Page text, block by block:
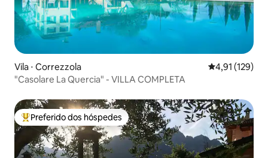
Vila ⋅ Correzzola 4,91 de uma
4,91 (129)
"Casolare La Quercia" - VILLA COMPLETA
Entre os melhores preferidos dos hóspedes
Preferido dos hóspedes